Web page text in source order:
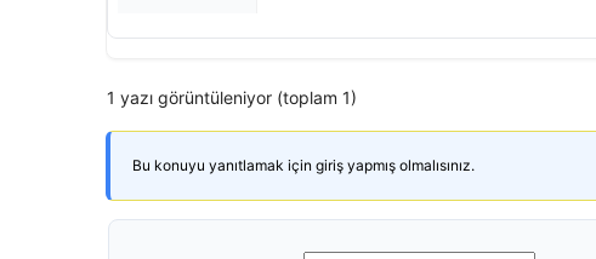
1 yazı görüntüleniyor (toplam 1)
Bu konuyu yanıtlamak için giriş yapmış olmalısınız.